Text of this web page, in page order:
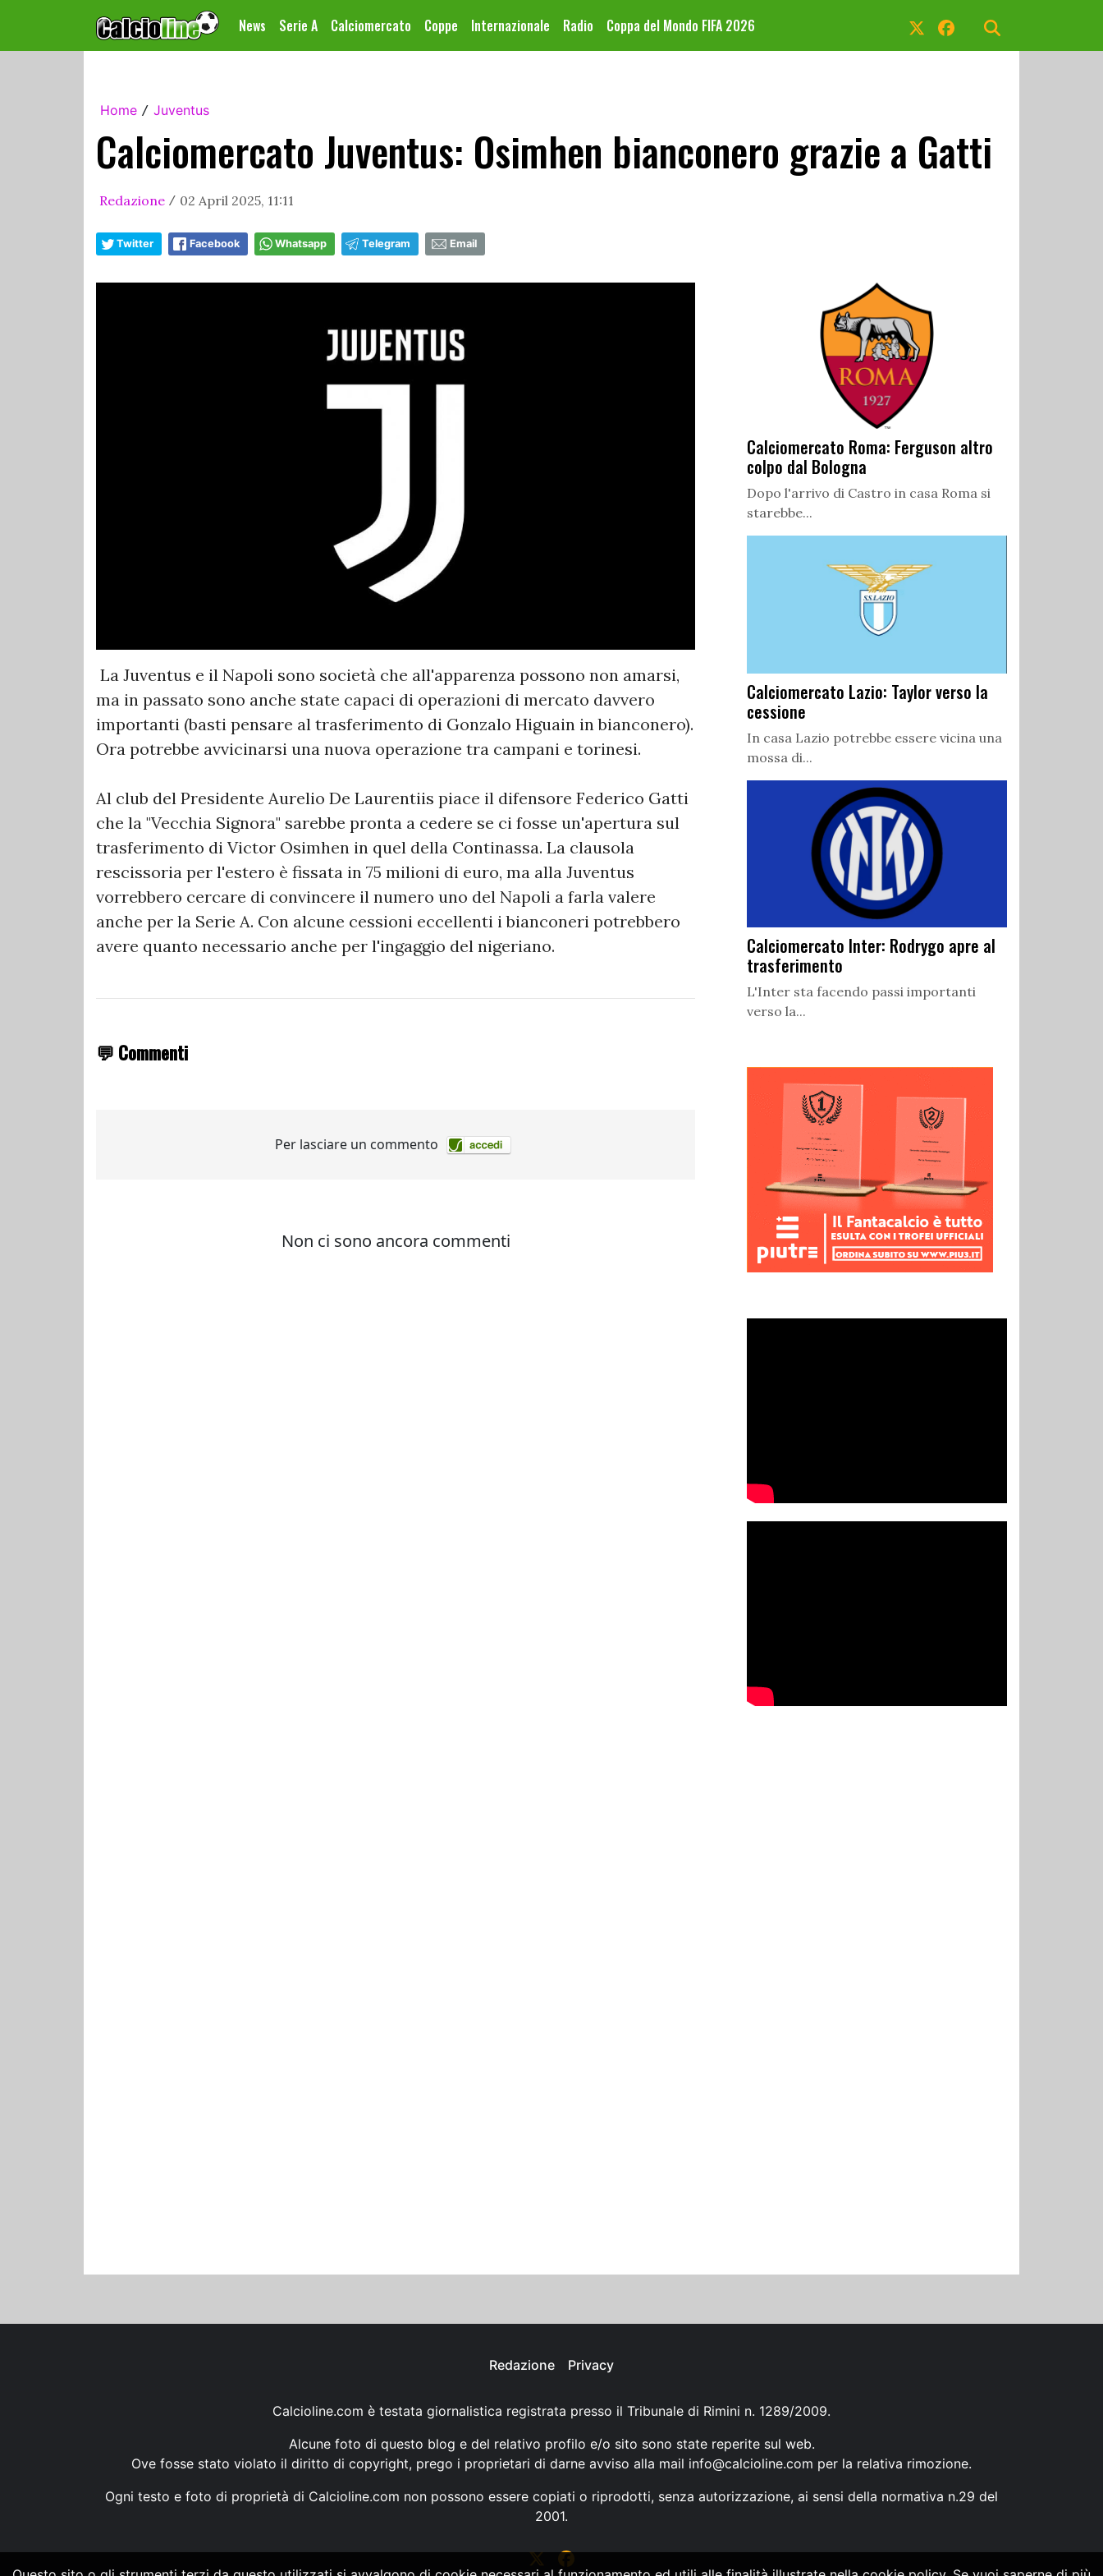
News Serie A Calciomercato Coppe Internazionale Radio Coppa del Mondo FIFA 2026
Home / Juventus
Calciomercato Juventus: Osimhen bianconero grazie a Gatti
Redazione / 02 April 2025, 11:11
Twitter Facebook Whatsapp Telegram Email
La Juventus e il Napoli sono società che all'apparenza possono non amarsi,
ma in passato sono anche state capaci di operazioni di mercato davvero
importanti (basti pensare al trasferimento di Gonzalo Higuain in bianconero).
Ora potrebbe avvicinarsi una nuova operazione tra campani e torinesi.
Al club del Presidente Aurelio De Laurentiis piace il difensore Federico Gatti
che la "Vecchia Signora" sarebbe pronta a cedere se ci fosse un'apertura sul
trasferimento di Victor Osimhen in quel della Continassa. La clausola
rescissoria per l'estero è fissata in 75 milioni di euro, ma alla Juventus
vorrebbero cercare di convincere il numero uno del Napoli a farla valere
anche per la Serie A. Con alcune cessioni eccellenti i bianconeri potrebbero
avere quanto necessario anche per l'ingaggio del nigeriano.
💬 Commenti
Calciomercato Roma: Ferguson altro
colpo dal Bologna
Dopo l'arrivo di Castro in casa Roma si
starebbe...
Calciomercato Lazio: Taylor verso la
cessione
In casa Lazio potrebbe essere vicina una
mossa di...
Calciomercato Inter: Rodrygo apre al
trasferimento
L'Inter sta facendo passi importanti
verso la...
Redazione Privacy
Calcioline.com è testata giornalistica registrata presso il Tribunale di Rimini n. 1289/2009.
Alcune foto di questo blog e del relativo profilo e/o sito sono state reperite sul web.
Ove fosse stato violato il diritto di copyright, prego i proprietari di darne avviso alla mail info@calcioline.com per la relativa rimozione.
Ogni testo e foto di proprietà di Calcioline.com non possono essere copiati o riprodotti, senza autorizzazione, ai sensi della normativa n.29 del
2001.